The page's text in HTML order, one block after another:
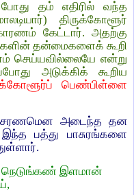
தம் எதிரில் வந்த
திருக்கோளூர்
கேட்டார். அதற்கு
தன்மைகளைக் கூறி
செய்யவில்லையே என்று
அடுக்கிக் கூறிய
பெண்பிள்ளை
சரணமென அடைந்த தன
பத்து பாசுரங்களை
நெடுங்கண் இளமான்